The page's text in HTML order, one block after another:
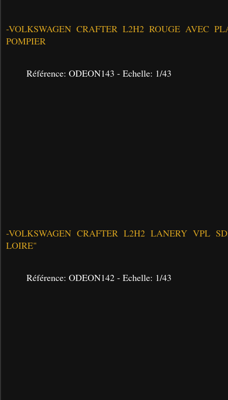
-VOLKSWAGEN CRAFTER L2H2 ROUGE AVEC
POMPIER
Référence: ODEON143 - Echelle: 1/43
-VOLKSWAGEN CRAFTER L2H2 LANERY VPL
LOIRE"
Référence: ODEON142 - Echelle: 1/43